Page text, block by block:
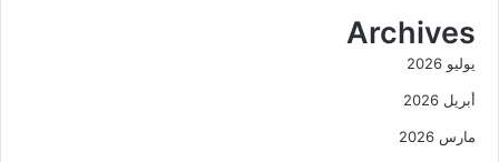
Archives
يوليو 2026
أبريل 2026
مارس 2026